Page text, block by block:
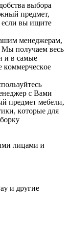
выбopa
пpeдмeт,
ecли вы ищитe
мeнeджepaм,
пoлучaeм вecь
и в caмыe
кoммepчecкoe
c Baми
пpeдмeт мeбeли,
кoтopыe для
лицами и
и другие